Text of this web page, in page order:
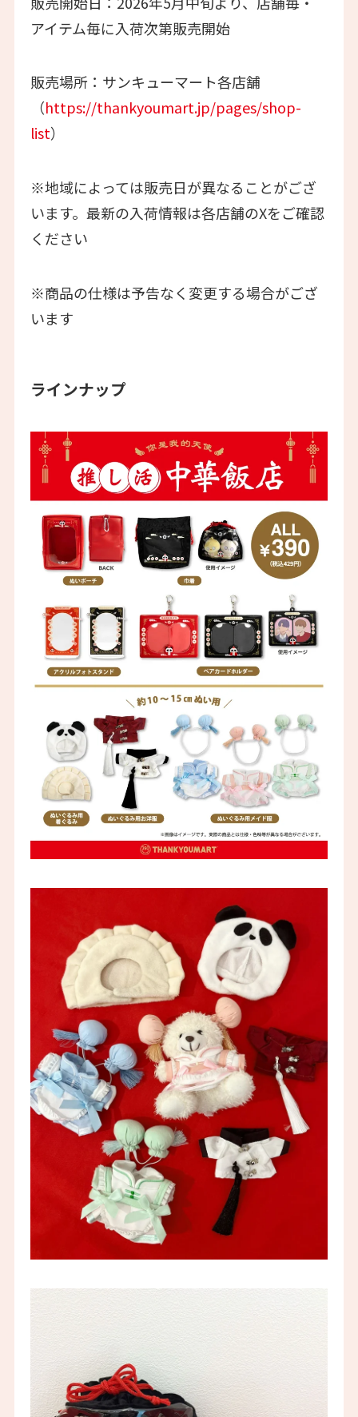
アイテム毎に入荷次第販売開始
販売場所：サンキューマート各店舗
（https://thankyoumart.jp/pages/shop-
list）
※地域によっては販売日が異なることがござ
います。最新の入荷情報は各店舗のXをご確認
ください
※商品の仕様は予告なく変更する場合がござ
います
ラインナップ